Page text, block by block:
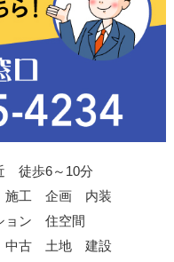
徒歩6～10分
工 企画 内装
ョン 住空間
中古 土地 建設